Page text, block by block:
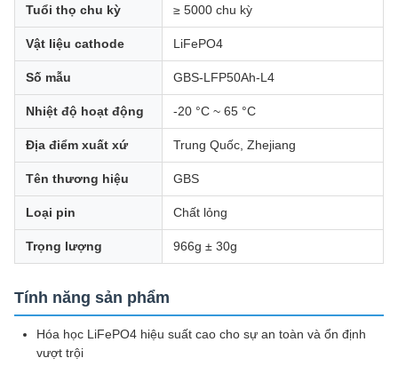
Tuổi thọ chu kỳ ≥ 5000 chu kỳ
Vật liệu cathode LiFePO4
Số mẫu GBS-LFP50Ah-L4
Nhiệt độ hoạt động -20 °C ~ 65 °C
Địa điểm xuất xứ Trung Quốc, Zhejiang
Tên thương hiệu GBS
Loại pin Chất lỏng
Trọng lượng 966g ± 30g
Tính năng sản phẩm
Hóa học LiFePO4 hiệu suất cao cho sự an toàn và ổn định
vượt trội